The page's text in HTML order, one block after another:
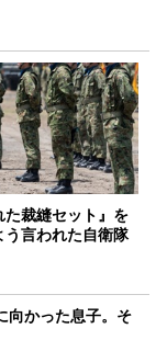
た裁縫セット』を
う言われた自衛隊
向かった息子。そ